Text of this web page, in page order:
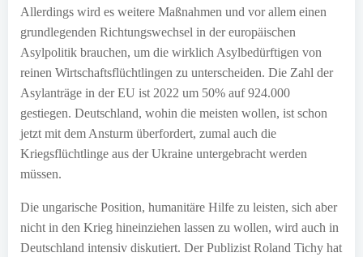
Allerdings wird es weitere Maßnahmen und vor allem einen
grundlegenden Richtungswechsel in der europäischen
Asylpolitik brauchen, um die wirklich Asylbedürftigen von
reinen Wirtschaftsflüchtlingen zu unterscheiden. Die Zahl der
Asylanträge in der EU ist 2022 um 50% auf 924.000
gestiegen. Deutschland, wohin die meisten wollen, ist schon
jetzt mit dem Ansturm überfordert, zumal auch die
Kriegsflüchtlinge aus der Ukraine untergebracht werden
müssen.
Die ungarische Position, humanitäre Hilfe zu leisten, sich aber
nicht in den Krieg hineinziehen lassen zu wollen, wird auch in
Deutschland intensiv diskutiert. Der Publizist Roland Tichy hat